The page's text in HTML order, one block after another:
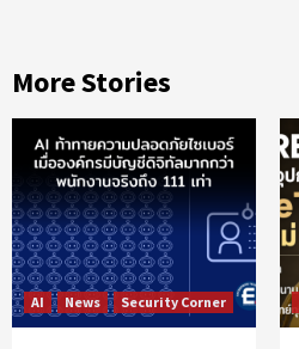
More Stories
AI News Security Corner